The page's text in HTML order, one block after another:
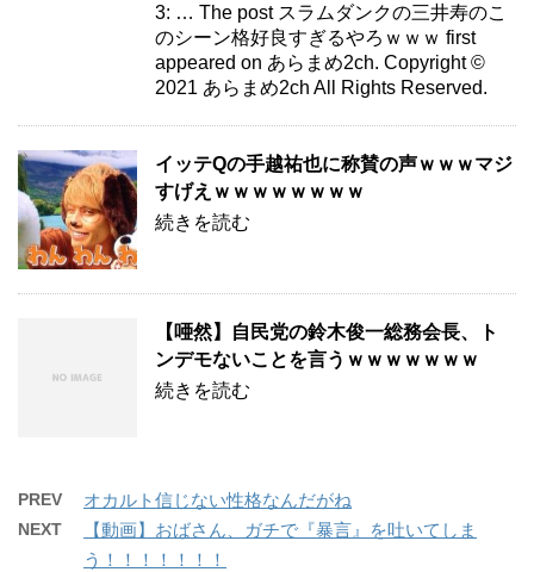
3: … The post スラムダンクの三井寿のこ
のシーン格好良すぎるやろｗｗｗ first
appeared on あらまめ2ch. Copyright ©
2021 あらまめ2ch All Rights Reserved.
イッテQの手越祐也に称賛の声ｗｗｗマジ
すげえｗｗｗｗｗｗｗｗ
続きを読む
【唖然】自民党の鈴木俊一総務会長、ト
ンデモないことを言うｗｗｗｗｗｗｗ
続きを読む
PREV オカルト信じない性格なんだがね
NEXT
【動画】おばさん、ガチで『暴言』を吐いてしま
う！！！！！！！